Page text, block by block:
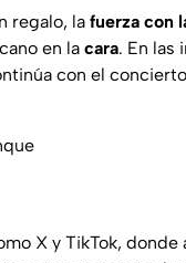
regalo, la fuerza con
en la cara. En las
con el
X y TikTok, donde